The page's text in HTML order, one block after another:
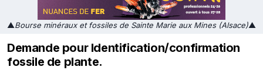
▲Bourse minéraux et fossiles de Sainte Marie aux Mines (Alsace)▲
Demande pour Identification/confirmation
fossile de plante.